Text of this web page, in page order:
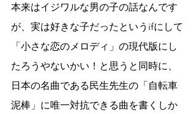
本来はイジワルな男の子の話なんです
が、実は好きな子だったというifにして
「小さな恋のメロディ」の現代版にし
たろうやないかい！と思うと同時に、
日本の名曲である民生先生の「自転車
泥棒」に唯一対抗できる曲を書くしか